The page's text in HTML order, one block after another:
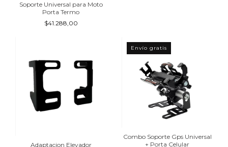
Soporte Universal para Moto
Porta Termo
$41.288,00
Adaptacion Elevador
Envío gratis
Combo Soporte Gps Universal
+ Porta Celular